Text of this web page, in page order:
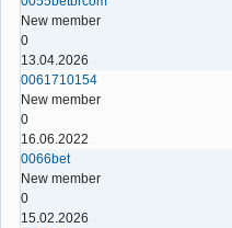
New member
0
13.04.2026
0061710154
New member
0
16.06.2022
0066bet
New member
0
15.02.2026